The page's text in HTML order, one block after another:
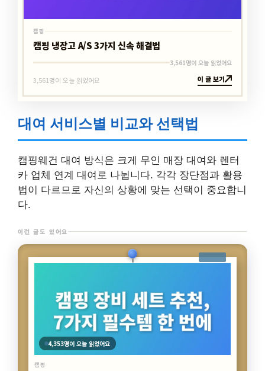
캠핑
캠핑 냉장고 A/S 3가지 신속 해결법
3,561명이 오늘 읽었어요
3,561명이 오늘 읽었어요 이 글 보기
대여 서비스별 비교와 선택법
캠핑웨건 대여 방식은 크게 무인 매장 대여와 렌터
카 업체 연계 대여로 나뉩니다. 각각 장단점과 활용
법이 다르므로 자신의 상황에 맞는 선택이 중요합니
다.
이런 글도 있어요
4,353명이 오늘 읽었어요
캠핑
캠핑 장비 세트 추천, 7가지 필수템 한 번에